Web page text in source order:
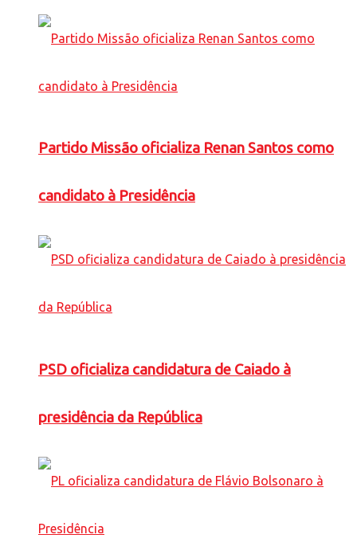
Partido Missão oficializa Renan Santos como
candidato à Presidência
PSD oficializa candidatura de Caiado à
presidência da República